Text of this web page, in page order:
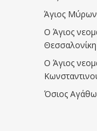
Άγιος Μύρων
Ο Άγιος
Ο Άγιος
Όσιος